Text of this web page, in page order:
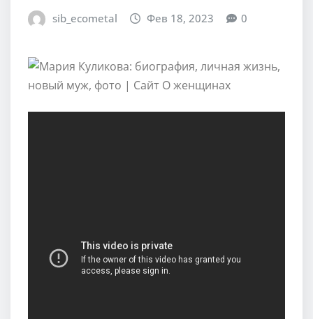
sib_ecometal Фев 18, 2023 0